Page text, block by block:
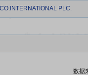
PLC.
数据